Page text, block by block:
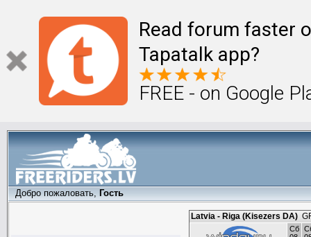
Read forum faster
Tapatalk app?
FREE - on Google
Добро пожаловать, Гость